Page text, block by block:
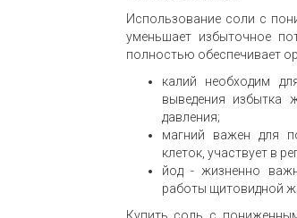
Использование соли с
уменьшает избыточное
полностью обеспечивает
калий необходим
выведения избытка
давления;
магний важен для
клеток, участвует в
йод - жизненно
работы щитовидной